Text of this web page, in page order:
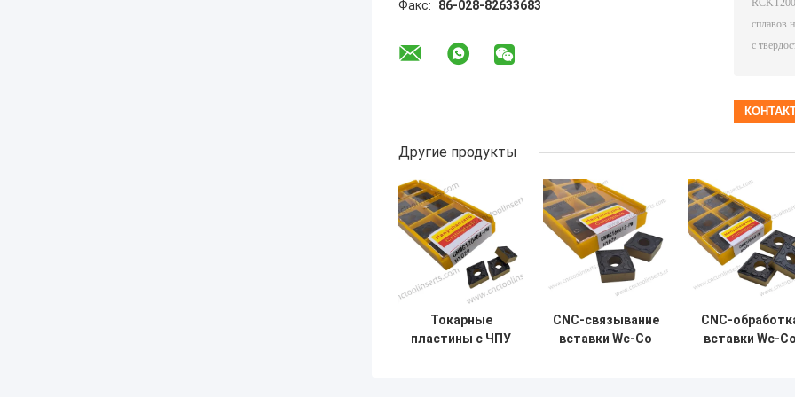
Факс:
86-028-82633683
Другие продукты
Токарные
пластины с ЧПУ
CNC-связывание
вставки Wc-Co
CNC-
вставки Wc-Co